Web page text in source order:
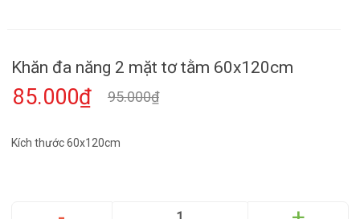
Khăn đa năng 2 mặt tơ tằm 60x120cm
85.000₫ 95.000₫
Kích thước 60x120cm